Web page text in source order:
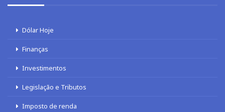
Dólar Hoje
Finanças
Investimentos
Legislação e Tributos
Imposto de renda